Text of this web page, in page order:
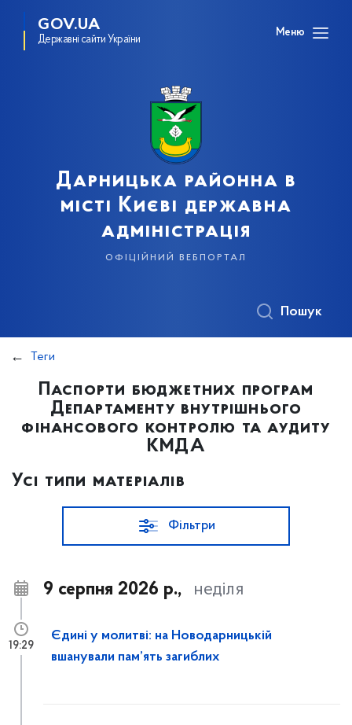
GOV.UA
Державні сайти України
Меню
Дарницька районна в
місті Києві державна
адміністрація
офіційний вебпортал
Пошук
Теги
Паспорти бюджетних програм
Департаменту внутрішнього
фінансового контролю та аудиту
КМДА
Усі типи матеріалів
Фільтри
9 серпня 2026 р., неділя
Єдині у молитві: на Новодарницькій
вшанували пам’ять загиблих
19:29